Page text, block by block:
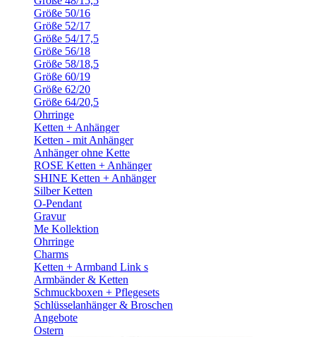
Größe 50/16
Größe 52/17
Größe 54/17,5
Größe 56/18
Größe 58/18,5
Größe 60/19
Größe 62/20
Größe 64/20,5
Ohrringe
Ketten + Anhänger
Ketten - mit Anhänger
Anhänger ohne Kette
ROSE Ketten + Anhänger
SHINE Ketten + Anhänger
Silber Ketten
O-Pendant
Gravur
Me Kollektion
Ohrringe
Charms
Ketten + Armband Link s
Armbänder & Ketten
Schmuckboxen + Pflegesets
Schlüsselanhänger & Broschen
Angebote
Ostern